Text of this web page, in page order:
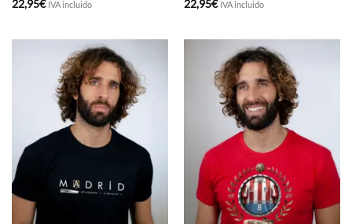
22,95€ IVA incluido
22,95€ IVA incluido